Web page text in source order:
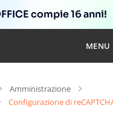
compie 16 anni!
MENU
Amministrazione
Configurazione di